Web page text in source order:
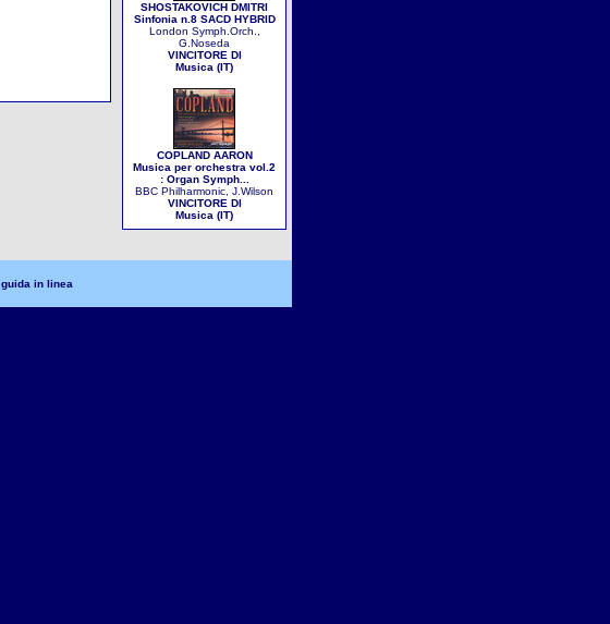
SHOSTAKOVICH DMITRI
Sinfonia n.8 SACD HYBRID
London Symph.Orch.,
G.Noseda
VINCITORE DI
Musica (IT)
COPLAND AARON
Musica per orchestra vol.2
: Organ Symph...
BBC Philharmonic, J.Wilson
VINCITORE DI
Musica (IT)
guida in linea